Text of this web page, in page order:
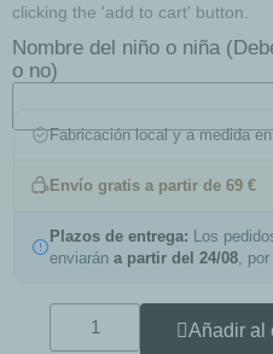
clicking the 'add to cart' button.
Nombre del niño o niña
o no)
Fabricación local y a medida
Envío gratis a partir de 69 €
Plazos de entrega: Los
enviarán a partir del 24/08 ,
Añadir al